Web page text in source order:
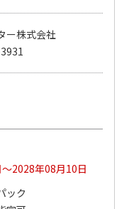
イト
ン
八角形ステンレスマ
ー株式会社
2028年08月10日
ック